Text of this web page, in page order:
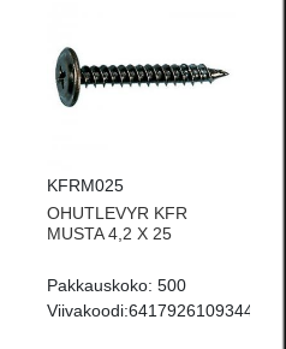
KFRM025
OHUTLEVYR KFR
MUSTA 4,2 X 25
Pakkauskoko: 500
Viivakoodi:6417926109344